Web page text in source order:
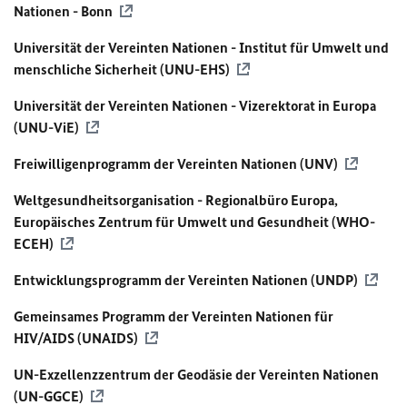
Nationen - Bonn
Universität der Vereinten Nationen - Institut für Umwelt und
menschliche Sicherheit (UNU-EHS)
Universität der Vereinten Nationen - Vizerektorat in Europa
(UNU-ViE)
Freiwilligenprogramm der Vereinten Nationen (UNV)
Weltgesundheitsorganisation - Regionalbüro Europa,
Europäisches Zentrum für Umwelt und Gesundheit (WHO-
ECEH)
Entwicklungsprogramm der Vereinten Nationen (UNDP)
Gemeinsames Programm der Vereinten Nationen für
HIV/AIDS (UNAIDS)
UN-Exzellenzzentrum der Geodäsie der Vereinten Nationen
(UN-GGCE)